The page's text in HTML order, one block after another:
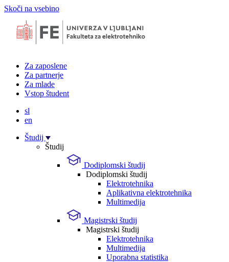
Skoči na vsebino
Za zaposlene
Za partnerje
Za mlade
Vstop študent
sl
en
Študij
Študij
Dodiplomski študij
Dodiplomski študij
Elektrotehnika
Aplikativna elektrotehnika
Multimedija
Magistrski študij
Magistrski študij
Elektrotehnika
Multimedija
Uporabna statistika